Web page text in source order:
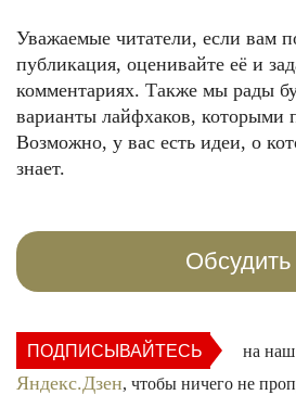
Уважаемые читатели, если вам
публикация, оценивайте её и
комментариях. Также мы рады
варианты лайфхаков, которыми
Возможно, у вас есть идеи, о
знает.
Обсудить
ПОДПИСЫВАЙТЕСЬ на наш
Яндекс.Дзен, чтобы ничего не